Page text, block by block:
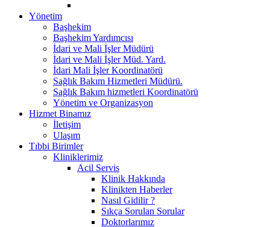
Yönetim
Başhekim
Başhekim Yardımcısı
İdari ve Mali İşler Müdürü
İdari ve Mali İşler Müd. Yard.
İdari Mali İşler Koordinatörü
Sağlık Bakım Hizmetleri Müdürü.
Sağlık Bakım hizmetleri Koordinatörü
Yönetim ve Organizasyon
Hizmet Binamız
İletişim
Ulaşım
Tıbbi Birimler
Kliniklerimiz
Acil Servis
Klinik Hakkında
Klinikten Haberler
Nasıl Gidilir ?
Sıkça Sorulan Sorular
Doktorlarımız